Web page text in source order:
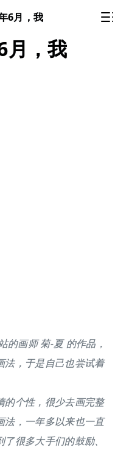
6月，我
月，我
的画师 菊-夏 的作品，
法，于是自己也尝试着
的个性，很少去画完整
法，一年多以来也一直
很多大手们的鼓励、